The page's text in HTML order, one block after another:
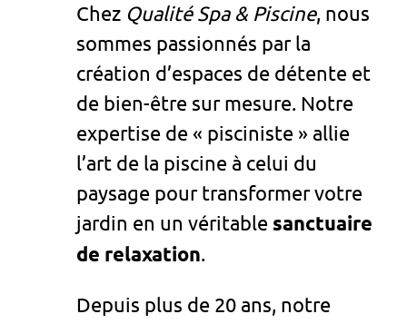
Chez Qualité Spa & Piscine, nous
sommes passionnés par la
création d’espaces de détente et
de bien-être sur mesure. Notre
expertise de « pisciniste » allie
l’art de la piscine à celui du
paysage pour transformer votre
jardin en un véritable sanctuaire
de relaxation.
Depuis plus de 20 ans, notre